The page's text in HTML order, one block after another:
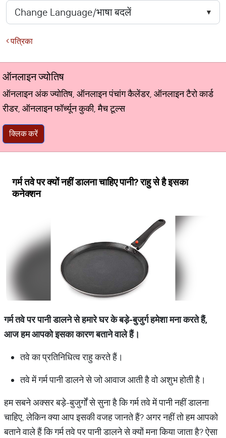
पत्रिका
ऑनलाइन ज्योतिष
ऑनलाइन अंक ज्योतिष, ऑनलाइन पंचांग कैलेंडर, ऑनलाइन टैरो कार्ड
रीडर, ऑनलाइन फॉर्च्यून कुकी, मैच टूल्स
क्लिक करें
गर्म तवे पर क्यों नहीं डालना चाहिए पानी? राहु से है इसका
कनेक्शन
गर्म तवे पर पानी डालने से हमारे घर के बड़े-बुजुर्ग हमेशा मना करते हैं,
आज हम आपको इसका कारण बताने वाले हैं।
तवे का प्रतिनिधित्व राहु करते हैं।
तवे में गर्म पानी डालने से जो आवाज आती है वो अशुभ होती है।
हम सबने अक्सर बड़े-बुजुर्गों से सुना है कि गर्म तवे में पानी नहीं डालना
चाहिए, लेकिन क्या आप इसकी वजह जानते हैं? अगर नहीं तो हम आपको
बताने वाले हैं कि गर्म तवे पर पानी डालने से क्यों मना किया जाता है? ऐसा